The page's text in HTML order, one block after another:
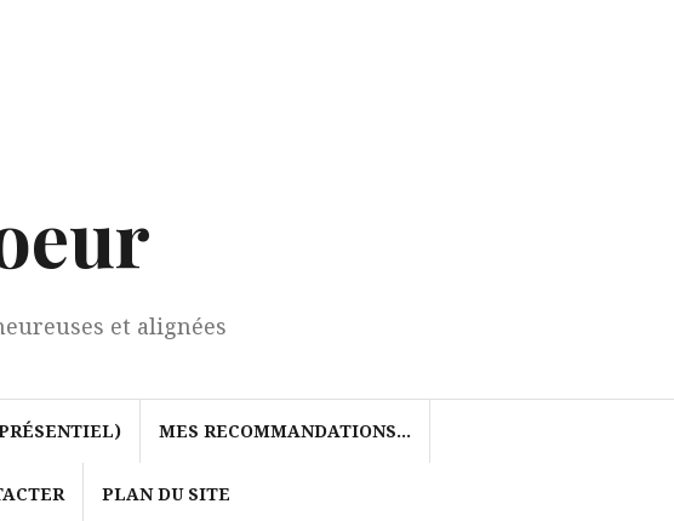
et alignées
MES RECOMMANDATIONS…
PLAN DU SITE